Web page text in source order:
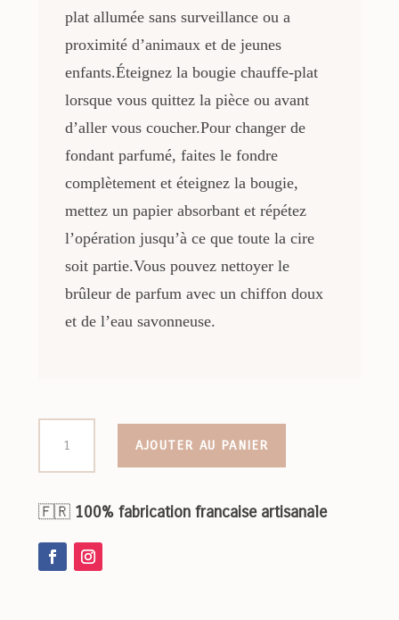
plat allumée sans surveillance ou a
proximité d’animaux et de jeunes
enfants.Éteignez la bougie chauffe-plat
lorsque vous quittez la pièce ou avant
d’aller vous coucher.Pour changer de
fondant parfumé, faites le fondre
complètement et éteignez la bougie,
mettez un papier absorbant et répétez
l’opération jusqu’à ce que toute la cire
soit partie.Vous pouvez nettoyer le
brûleur de parfum avec un chiffon doux
et de l’eau savonneuse.
parfumé
Monoi
AJOUTER AU PANIER
🇫🇷 100% fabrication francaise artisanale